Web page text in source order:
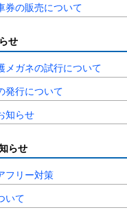
券の販売について
せ
メガネの試行について
発行について
知らせ
らせ
フリー対策
いて